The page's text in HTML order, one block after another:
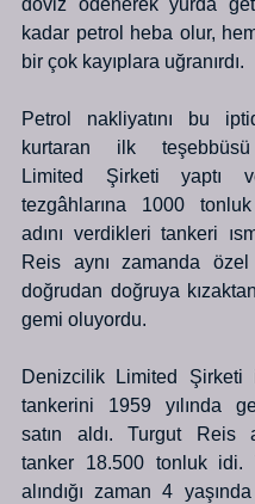
döviz ödenerek yurda
kadar petrol heba olur,
bir çok kayıplara uğranırdı.
Petrol nakliyatını bu
kurtaran ilk
Limited Şirketi yaptı
tezgâhlarına 1000
adını verdikleri tankeri
Reis aynı zamanda özel
doğrudan doğruya
gemi oluyordu.
Denizcilik Limited Şirketi
tankerini 1959 yılında
satın aldı. Turgut Reis
tanker 18.500 tonluk idi.
alındığı zaman 4